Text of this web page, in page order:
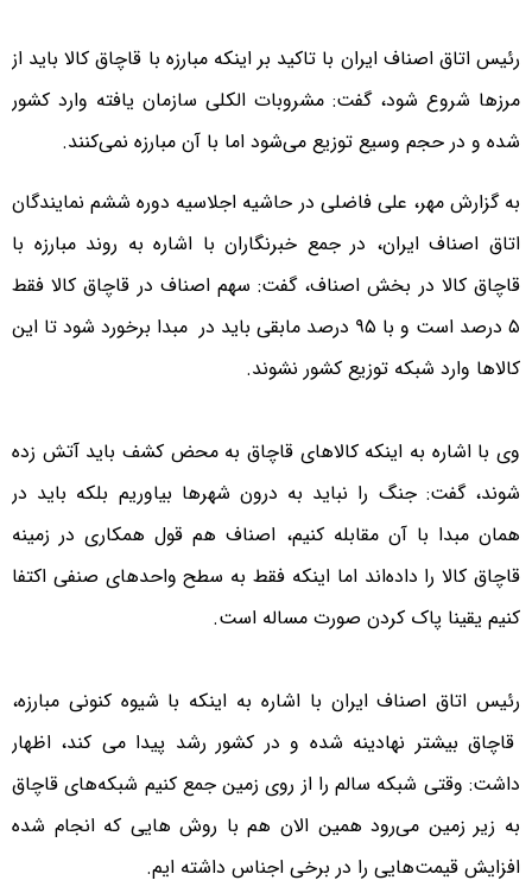
رئیس اتاق اصناف ایران با تاکید بر اینکه مبارزه با قاچاق کالا باید از
مرزها شروع شود، گفت: مشروبات الکلی سازمان یافته وارد کشور
شده و در حجم وسیع توزیع می‌شود اما با آن مبارزه نمی‌کنند.
به گزارش مهر، علی فاضلی در حاشیه اجلاسیه دوره ششم نمایندگان
اتاق اصناف ایران، در جمع خبرنگاران با اشاره به روند مبارزه با
قاچاق کالا در بخش اصناف، گفت: سهم اصناف در قاچاق کالا فقط
۵ درصد است و با ۹۵ درصد مابقی باید در مبدا برخورد شود تا این
کالاها وارد شبکه توزیع کشور نشوند.
وی با اشاره به اینکه کالاهای قاچاق به محض کشف باید آتش زده
شوند، گفت: جنگ را نباید به درون شهرها بیاوریم بلکه باید در
همان مبدا با آن مقابله کنیم، اصناف هم قول همکاری در زمینه
قاچاق کالا را داده‌اند اما اینکه فقط به سطح واحدهای صنفی اکتفا
کنیم یقینا پاک کردن صورت مساله است.
رئیس اتاق اصناف ایران با اشاره به اینکه با شیوه کنونی مبارزه،
قاچاق بیشتر نهادینه شده و در کشور رشد پیدا می کند، اظهار
داشت: وقتی شبکه سالم را از روی زمین جمع کنیم شبکه‌های قاچاق
به زیر زمین می‌رود همین الان هم با روش هایی که انجام شده
افزایش قیمت‌هایی را در برخی اجناس داشته ایم.